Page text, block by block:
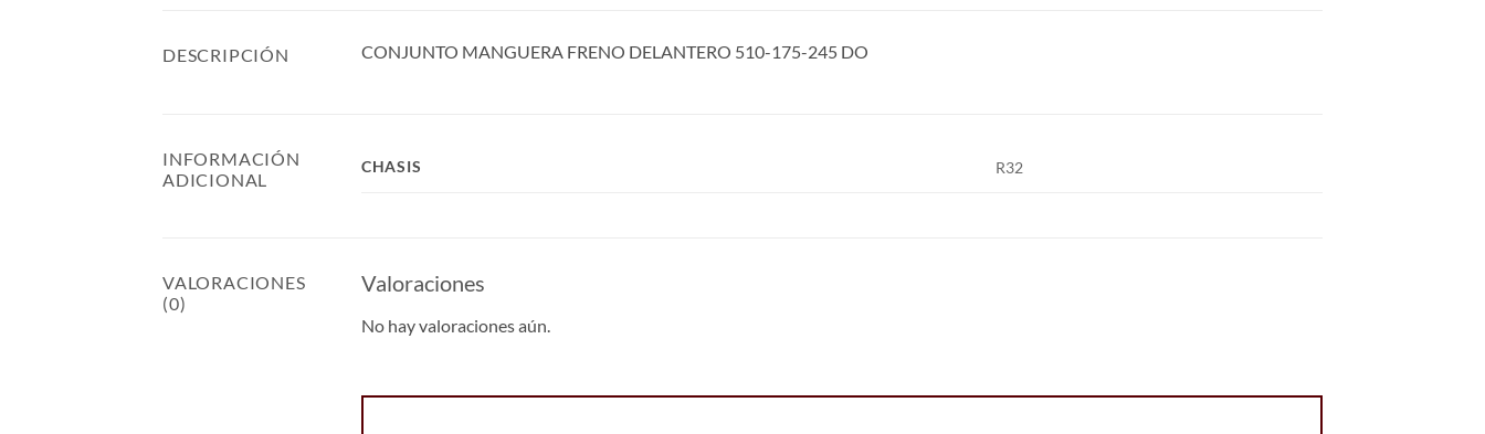
DESCRIPCIÓN CONJUNTO MANGUERA FRENO DELANTERO 510-175-245 DO
INFORMACIÓN
ADICIONAL
CHASIS R32
VALORACIONES
(0)
Valoraciones
No hay valoraciones aún.